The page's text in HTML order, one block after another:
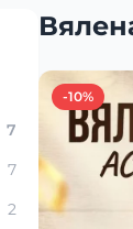
7
7
2
-10%